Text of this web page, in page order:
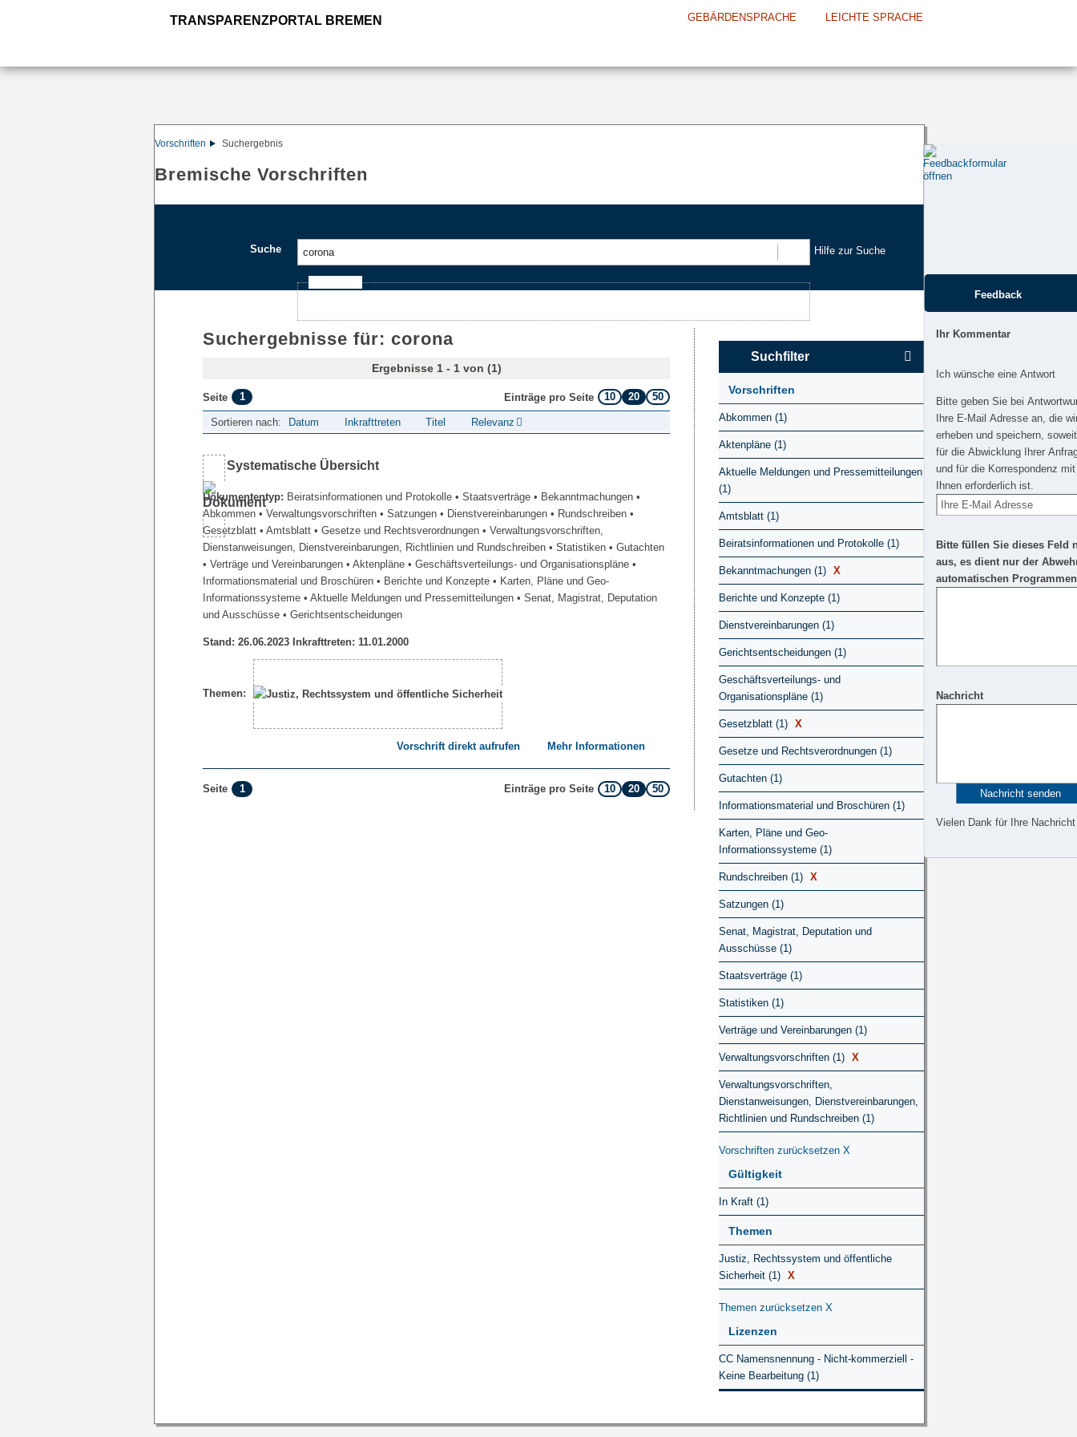
TRANSPARENZPORTAL BREMEN GEBÄRDENSPRACHE LEICHTE SPRACHE
Vorschriften Suchergebnis
Bremische Vorschriften
Suche Hilfe zur Suche
Suchergebnisse für: corona
Ergebnisse 1 - 1 von (1)
Seite 1 Einträge pro Seite 10 20 50
Sortieren nach: Datum Inkrafttreten Titel Relevanz
Systematische Übersicht
Dokumententyp: Beiratsinformationen und Protokolle • Staatsverträge • Bekanntmachungen •
Abkommen • Verwaltungsvorschriften • Satzungen • Dienstvereinbarungen • Rundschreiben •
Gesetzblatt • Amtsblatt • Gesetze und Rechtsverordnungen • Verwaltungsvorschriften,
Dienstanweisungen, Dienstvereinbarungen, Richtlinien und Rundschreiben • Statistiken • Gutachten
• Verträge und Vereinbarungen • Aktenpläne • Geschäftsverteilungs- und Organisationspläne •
Informationsmaterial und Broschüren • Berichte und Konzepte • Karten, Pläne und Geo-
Informationssysteme • Aktuelle Meldungen und Pressemitteilungen • Senat, Magistrat, Deputation
und Ausschüsse • Gerichtsentscheidungen
Stand: 26.06.2023 Inkrafttreten: 11.01.2000
Themen:
Vorschrift direkt aufrufen Mehr Informationen
Seite 1 Einträge pro Seite 10 20 50
Suchfilter
Vorschriften
Abkommen (1)
Aktenpläne (1)
Aktuelle Meldungen und Pressemitteilungen
(1)
Amtsblatt (1)
Beiratsinformationen und Protokolle (1)
Bekanntmachungen (1) X
Berichte und Konzepte (1)
Dienstvereinbarungen (1)
Gerichtsentscheidungen (1)
Geschäftsverteilungs- und
Organisationspläne (1)
Gesetzblatt (1) X
Gesetze und Rechtsverordnungen (1)
Gutachten (1)
Informationsmaterial und Broschüren (1)
Karten, Pläne und Geo-
Informationssysteme (1)
Rundschreiben (1) X
Satzungen (1)
Senat, Magistrat, Deputation und
Ausschüsse (1)
Staatsverträge (1)
Statistiken (1)
Verträge und Vereinbarungen (1)
Verwaltungsvorschriften (1) X
Verwaltungsvorschriften,
Dienstanweisungen, Dienstvereinbarungen,
Richtlinien und Rundschreiben (1)
Vorschriften zurücksetzen X
Gültigkeit
In Kraft (1)
Themen
Justiz, Rechtssystem und öffentliche
Sicherheit (1) X
Themen zurücksetzen X
Lizenzen
CC Namensnennung - Nicht-kommerziell -
Keine Bearbeitung (1)
Feedback
Ihr Kommentar
Ich wünsche eine Antwort
Bitte geben Sie bei
Ihre E-Mail Adresse an, die
erheben und speichern,
für die Abwicklung Ihrer
und für die Korrespondenz mit
Ihnen erforderlich ist.
Bitte füllen Sie dieses Feld
aus, es dient nur der
automatischen
Nachricht
Vielen Dank für Ihre Nachricht